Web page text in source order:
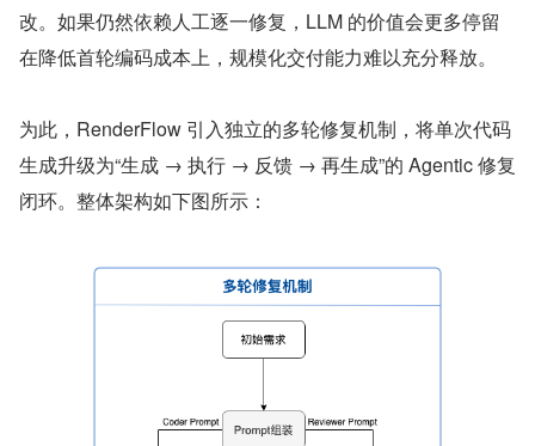
改。如果仍然依赖人工逐一修复，LLM 的价值会更多停留
在降低首轮编码成本上，规模化交付能力难以充分释放。
为此，RenderFlow 引入独立的多轮修复机制，将单次代码
生成升级为“生成 → 执行 → 反馈 → 再生成”的 Agentic 修复
闭环。整体架构如下图所示：